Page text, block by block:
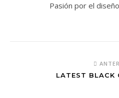
Pasión por el
LATEST BLACK